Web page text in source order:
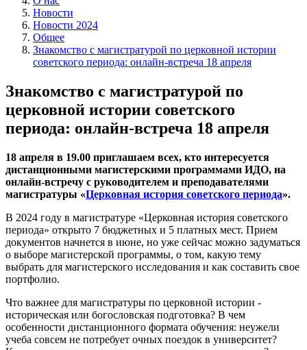
Новости
Новости 2024
Общее
Знакомство с магистратурой по церковной истории
советского периода: онлайн-встреча 18 апреля
Знакомство с магистратурой по
церковной истории советского
периода: онлайн-встреча 18 апреля
18 апреля в 19.00 приглашаем всех, кто интересуется
дистанционными магистерскими программами ИДО, на
онлайн-встречу с руководителем и преподавателями
магистратуры «Церковная история советского периода».
В 2024 году в магистратуре «Церковная история советского
периода» открыто 7 бюджетных и 5 платных мест. Прием
документов начнется в июне, но уже сейчас можно задуматься
о выборе магистерской программы, о том, какую тему
выбрать для магистерского исследования и как составить свое
портфолио.
Что важнее для магистратуры по церковной истории -
историческая или богословская подготовка? В чем
особенности дистанционного формата обучения: неужели
учеба совсем не потребует очных поездок в университет?